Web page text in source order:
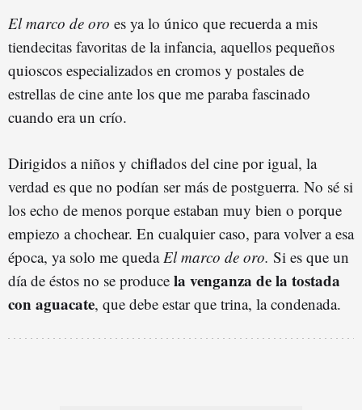
El marco de oro es ya lo único que recuerda a mis
tiendecitas favoritas de la infancia, aquellos pequeños
quioscos especializados en cromos y postales de
estrellas de cine ante los que me paraba fascinado
cuando era un crío.
Dirigidos a niños y chiflados del cine por igual, la
verdad es que no podían ser más de postguerra. No sé si
los echo de menos porque estaban muy bien o porque
empiezo a chochear. En cualquier caso, para volver a esa
época, ya solo me quedaEl marco de oro. Si es que un
día de éstos no se produce la venganza de la tostada
con aguacate, que debe estar que trina, la condenada.